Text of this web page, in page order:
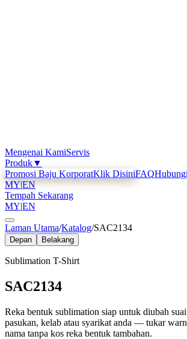
Mengenai KamiServis
Produk▼
Promosi Baju KorporatKlik DisiniFAQHubungi
MY|EN
Tempah Sekarang
MY|EN
Laman Utama/Katalog/SAC2134
Depan Belakang
Sublimation T-Shirt
SAC2134
Reka bentuk sublimation siap untuk diubah
pasukan, kelab atau syarikat anda — tukar
nama tanpa kos reka bentuk tambahan.